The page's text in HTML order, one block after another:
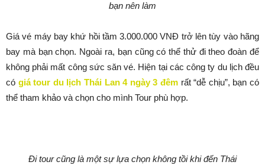
bạn nên làm
Giá vé máy bay khứ hồi tầm 3.000.000 VNĐ trở lên tùy vào hãng
bay mà bạn chọn. Ngoài ra, bạn cũng có thể thử đi theo đoàn để
không phải mất công sức săn vé. Hiện tại các công ty du lịch đều
có giá tour du lịch Thái Lan 4 ngày 3 đêm rất “dễ chịu”, bạn có
thể tham khảo và chọn cho mình Tour phù hợp.
Đi tour cũng là một sự lựa chọn không tồi khi đến Thái